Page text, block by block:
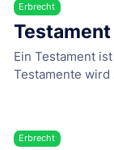
Erbrecht
Testament
Ein Testament
Testamente wird
Erbrecht